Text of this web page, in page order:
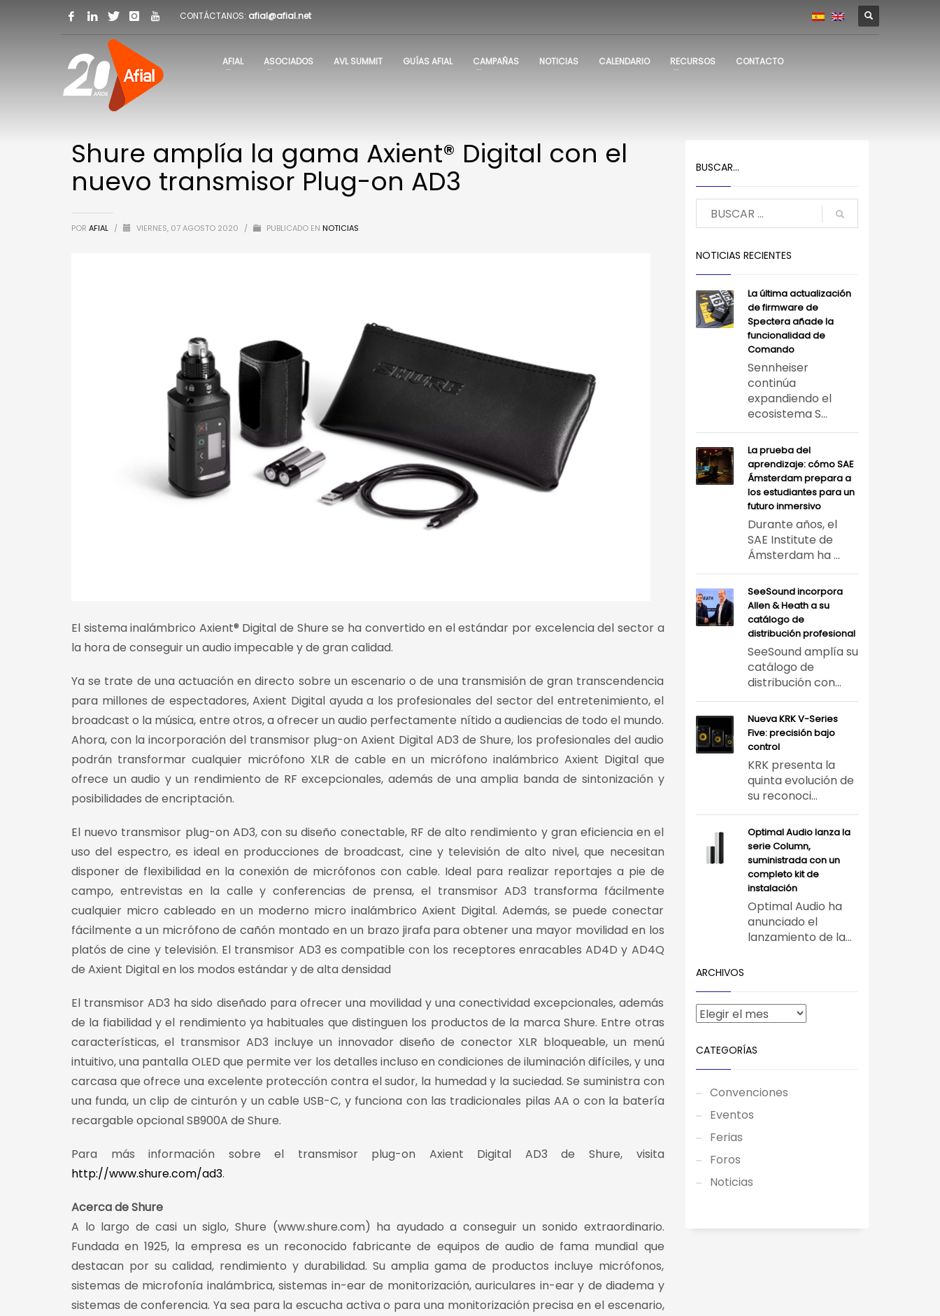
CONTÁCTANOS: afial@afial.net
AFIAL ASOCIADOS AVL SUMMIT GUÍAS AFIAL CAMPAÑAS NOTICIAS CALENDARIO RECURSOS CONTACTO
Shure amplía la gama Axient® Digital con el
nuevo transmisor Plug-on AD3
POR AFIAL / VIERNES, 07 AGOSTO 2020 / PUBLICADO EN NOTICIAS
El sistema inalámbrico Axient® Digital de Shure se ha convertido en el estándar por excelencia del sector a
la hora de conseguir un audio impecable y de gran calidad.
Ya se trate de una actuación en directo sobre un escenario o de una transmisión de gran transcendencia
para millones de espectadores, Axient Digital ayuda a los profesionales del sector del entretenimiento, el
broadcast o la música, entre otros, a ofrecer un audio perfectamente nítido a audiencias de todo el mundo.
Ahora, con la incorporación del transmisor plug-on Axient Digital AD3 de Shure, los profesionales del audio
podrán transformar cualquier micrófono XLR de cable en un micrófono inalámbrico Axient Digital que
ofrece un audio y un rendimiento de RF excepcionales, además de una amplia banda de sintonización y
posibilidades de encriptación.
El nuevo transmisor plug-on AD3, con su diseño conectable, RF de alto rendimiento y gran eficiencia en el
uso del espectro, es ideal en producciones de broadcast, cine y televisión de alto nivel, que necesitan
disponer de flexibilidad en la conexión de micrófonos con cable. Ideal para realizar reportajes a pie de
campo, entrevistas en la calle y conferencias de prensa, el transmisor AD3 transforma fácilmente
cualquier micro cableado en un moderno micro inalámbrico Axient Digital. Además, se puede conectar
fácilmente a un micrófono de cañón montado en un brazo jirafa para obtener una mayor movilidad en los
platós de cine y televisión. El transmisor AD3 es compatible con los receptores enracables AD4D y AD4Q
de Axient Digital en los modos estándar y de alta densidad
El transmisor AD3 ha sido diseñado para ofrecer una movilidad y una conectividad excepcionales, además
de la fiabilidad y el rendimiento ya habituales que distinguen los productos de la marca Shure. Entre otras
características, el transmisor AD3 incluye un innovador diseño de conector XLR bloqueable, un menú
intuitivo, una pantalla OLED que permite ver los detalles incluso en condiciones de iluminación difíciles, y una
carcasa que ofrece una excelente protección contra el sudor, la humedad y la suciedad. Se suministra con
una funda, un clip de cinturón y un cable USB-C, y funciona con las tradicionales pilas AA o con la batería
recargable opcional SB900A de Shure.
Para más información sobre el transmisor plug-on Axient Digital AD3 de Shure, visita
http://www.shure.com/ad3.
Acerca de Shure
A lo largo de casi un siglo, Shure (www.shure.com) ha ayudado a conseguir un sonido extraordinario.
Fundada en 1925, la empresa es un reconocido fabricante de equipos de audio de fama mundial que
destacan por su calidad, rendimiento y durabilidad. Su amplia gama de productos incluye micrófonos,
sistemas de microfonía inalámbrica, sistemas in-ear de monitorización, auriculares in-ear y de diadema y
sistemas de conferencia. Ya sea para la escucha activa o para una monitorización precisa en el escenario,
BUSCAR…
NOTICIAS RECIENTES
La última actualización
de firmware de
Spectera añade la
funcionalidad de
Comando
Sennheiser
continúa
expandiendo el
ecosistema S...
La prueba del
aprendizaje: cómo SAE
Ámsterdam prepara a
los estudiantes para un
futuro inmersivo
Durante años, el
SAE Institute de
Ámsterdam ha ...
SeeSound incorpora
Allen & Heath a su
catálogo de
distribución profesional
SeeSound amplía su
catálogo de
distribución con...
Nueva KRK V-Series
Five: precisión bajo
control
KRK presenta la
quinta evolución de
su reconoci...
Optimal Audio lanza la
serie Column,
suministrada con un
completo kit de
instalación
Optimal Audio ha
anunciado el
lanzamiento de la...
ARCHIVOS
CATEGORÍAS
Convenciones
Eventos
Ferias
Foros
Noticias